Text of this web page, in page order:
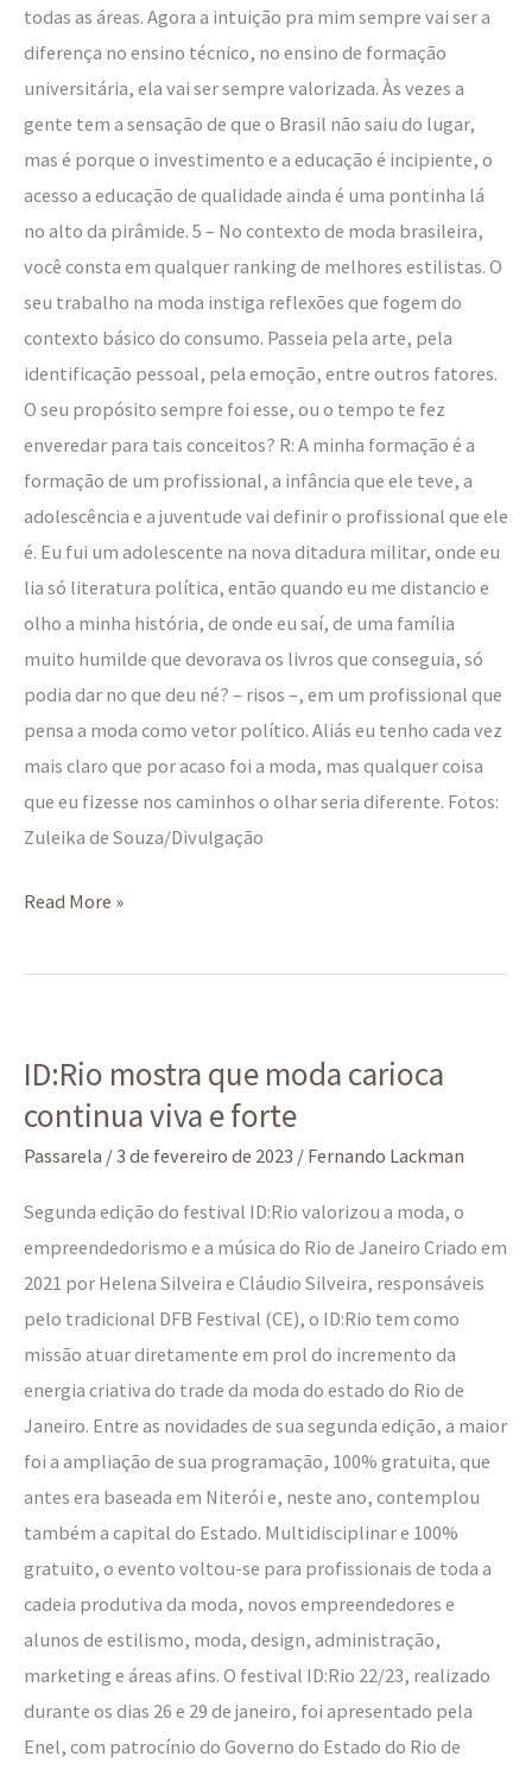
todas as áreas. Agora a intuição pra mim sempre vai ser a
diferença no ensino técnico, no ensino de formação
universitária, ela vai ser sempre valorizada. Às vezes a
gente tem a sensação de que o Brasil não saiu do lugar,
mas é porque o investimento e a educação é incipiente, o
acesso a educação de qualidade ainda é uma pontinha lá
no alto da pirâmide. 5 – No contexto de moda brasileira,
você consta em qualquer ranking de melhores estilistas. O
seu trabalho na moda instiga reflexões que fogem do
contexto básico do consumo. Passeia pela arte, pela
identificação pessoal, pela emoção, entre outros fatores.
O seu propósito sempre foi esse, ou o tempo te fez
enveredar para tais conceitos? R: A minha formação é a
formação de um profissional, a infância que ele teve, a
adolescência e a juventude vai definir o profissional que ele
é. Eu fui um adolescente na nova ditadura militar, onde eu
lia só literatura política, então quando eu me distancio e
olho a minha história, de onde eu saí, de uma família
muito humilde que devorava os livros que conseguia, só
podia dar no que deu né? – risos –, em um profissional que
pensa a moda como vetor político. Aliás eu tenho cada vez
mais claro que por acaso foi a moda, mas qualquer coisa
que eu fizesse nos caminhos o olhar seria diferente. Fotos:
Zuleika de Souza/Divulgação
Read More »
ID:Rio mostra que moda carioca
continua viva e forte
Passarela /3 de fevereiro de 2023 / Fernando Lackman
Segunda edição do festival ID:Rio valorizou a moda, o
empreendedorismo e a música do Rio de Janeiro Criado em
2021 por Helena Silveira e Cláudio Silveira, responsáveis
pelo tradicional DFB Festival (CE), o ID:Rio tem como
missão atuar diretamente em prol do incremento da
energia criativa do trade da moda do estado do Rio de
Janeiro. Entre as novidades de sua segunda edição, a maior
foi a ampliação de sua programação, 100% gratuita, que
antes era baseada em Niterói e, neste ano, contemplou
também a capital do Estado. Multidisciplinar e 100%
gratuito, o evento voltou-se para profissionais de toda a
cadeia produtiva da moda, novos empreendedores e
alunos de estilismo, moda, design, administração,
marketing e áreas afins. O festival ID:Rio 22/23, realizado
durante os dias 26 e 29 de janeiro, foi apresentado pela
Enel, com patrocínio do Governo do Estado do Rio de
mostra
que
moda
continua
viva
e
forte